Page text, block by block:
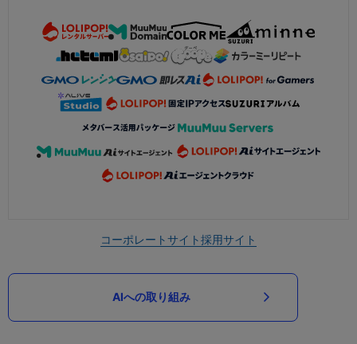
コーポレートサイト採用サイト
AIへの取り組み